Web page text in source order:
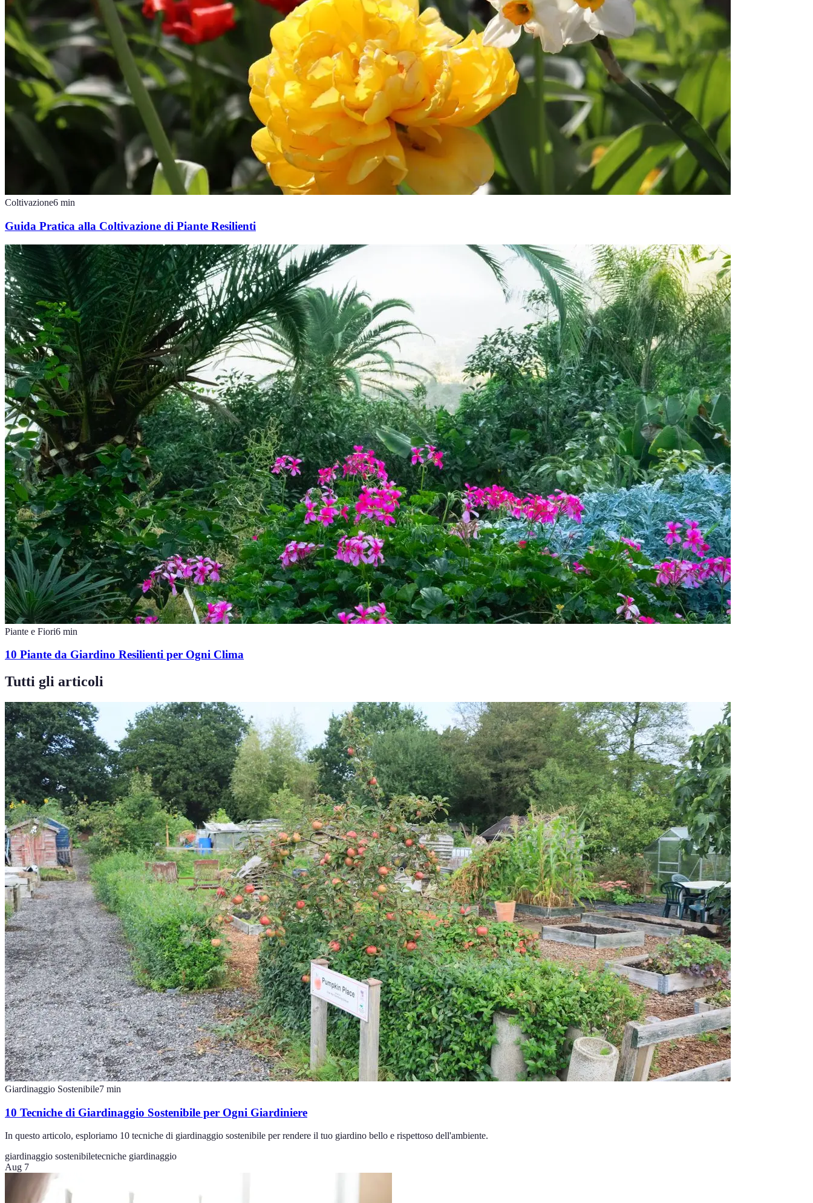
Coltivazione6 min
Guida Pratica alla Coltivazione di Piante Resilienti
Piante e Fiori6 min
10 Piante da Giardino Resilienti per Ogni Clima
Tutti gli articoli
Giardinaggio Sostenibile7 min
10 Tecniche di Giardinaggio Sostenibile per Ogni Giardiniere
In questo articolo, esploriamo 10 tecniche di giardinaggio sostenibile per rendere il tuo giardino bello e rispettoso dell'ambiente.
giardinaggio sostenibiletecniche giardinaggio
Aug 7